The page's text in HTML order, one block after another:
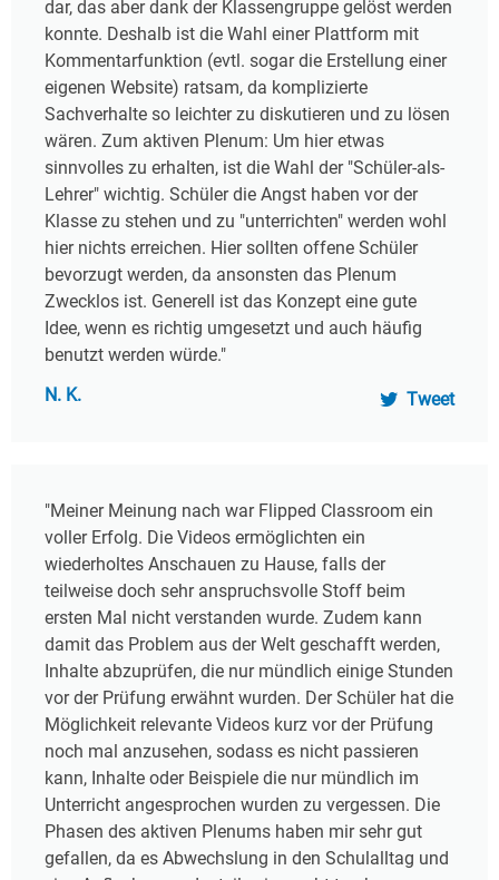
dar, das aber dank der Klassengruppe gelöst werden
konnte. Deshalb ist die Wahl einer Plattform mit
Kommentarfunktion (evtl. sogar die Erstellung einer
eigenen Website) ratsam, da komplizierte
Sachverhalte so leichter zu diskutieren und zu lösen
wären. Zum aktiven Plenum: Um hier etwas
sinnvolles zu erhalten, ist die Wahl der "Schüler-als-
Lehrer" wichtig. Schüler die Angst haben vor der
Klasse zu stehen und zu "unterrichten" werden wohl
hier nichts erreichen. Hier sollten offene Schüler
bevorzugt werden, da ansonsten das Plenum
Zwecklos ist. Generell ist das Konzept eine gute
Idee, wenn es richtig umgesetzt und auch häufig
benutzt werden würde."
N. K.
Tweet
"Meiner Meinung nach war Flipped Classroom ein
voller Erfolg. Die Videos ermöglichten ein
wiederholtes Anschauen zu Hause, falls der
teilweise doch sehr anspruchsvolle Stoff beim
ersten Mal nicht verstanden wurde. Zudem kann
damit das Problem aus der Welt geschafft werden,
Inhalte abzuprüfen, die nur mündlich einige Stunden
vor der Prüfung erwähnt wurden. Der Schüler hat die
Möglichkeit relevante Videos kurz vor der Prüfung
noch mal anzusehen, sodass es nicht passieren
kann, Inhalte oder Beispiele die nur mündlich im
Unterricht angesprochen wurden zu vergessen. Die
Phasen des aktiven Plenums haben mir sehr gut
gefallen, da es Abwechslung in den Schulalltag und